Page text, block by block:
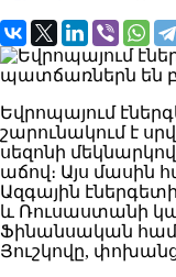
Եվրոպայում
շարունակում է
սեզոնի
աճով։ Այս մասին
Ազգային
և Ռուսաստանի
Ֆինանսական
Յուշկովը,